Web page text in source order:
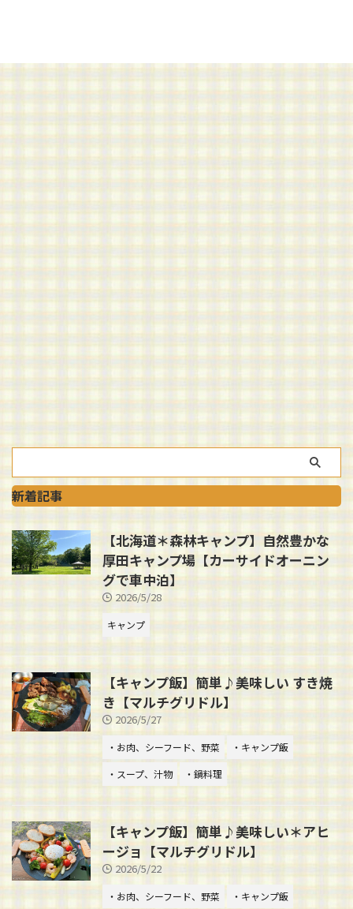
新着記事
【北海道＊森林キャンプ】自然豊かな
厚田キャンプ場【カーサイドオーニン
グで車中泊】
2026/5/28
キャンプ
【キャンプ飯】簡単♪美味しい すき焼
き【マルチグリドル】
2026/5/27
・お肉、シーフード、野菜
・キャンプ飯
・スープ、汁物
・鍋料理
【キャンプ飯】簡単♪美味しい＊アヒ
ージョ【マルチグリドル】
2026/5/22
・お肉、シーフード、野菜 ・キャンプ飯